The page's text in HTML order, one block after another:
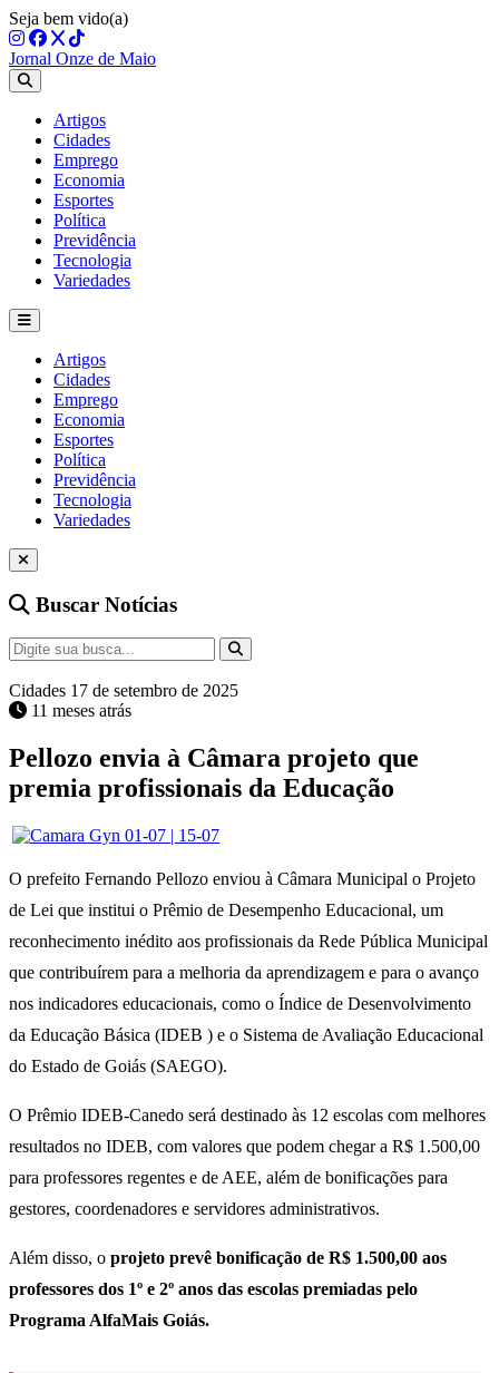
Seja bem vido(a)
Jornal Onze de Maio
Artigos
Cidades
Emprego
Economia
Esportes
Política
Previdência
Tecnologia
Variedades
Artigos
Cidades
Emprego
Economia
Esportes
Política
Previdência
Tecnologia
Variedades
Buscar Notícias
Cidades 17 de setembro de 2025
11 meses atrás
Pellozo envia à Câmara projeto que
premia profissionais da Educação
O prefeito Fernando Pellozo enviou à Câmara Municipal o Projeto
de Lei que institui o Prêmio de Desempenho Educacional, um
reconhecimento inédito aos profissionais da Rede Pública Municipal
que contribuírem para a melhoria da aprendizagem e para o avanço
nos indicadores educacionais, como o Índice de Desenvolvimento
da Educação Básica (IDEB ) e o Sistema de Avaliação Educacional
do Estado de Goiás (SAEGO).
O Prêmio IDEB-Canedo será destinado às 12 escolas com melhores
resultados no IDEB, com valores que podem chegar a R$ 1.500,00
para professores regentes e de AEE, além de bonificações para
gestores, coordenadores e servidores administrativos.
Além disso, o projeto prevê bonificação de R$ 1.500,00 aos
professores dos 1º e 2º anos das escolas premiadas pelo
Programa AlfaMais Goiás.